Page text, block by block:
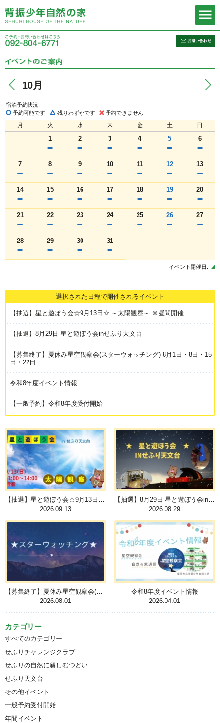
10月
宿泊予約状況:
予約可能です
残りわずかです 予約できません
月 火 水 木 金 土 日
1 2 3 4 5 6
7 8 9 10 11 12 13
14 15 16 17 18 19 20
21 22 23 24 25 26 27
28 29 30 31
イベント開催日:
選択された日程で開催されるイベント
【抽選】星と遊ぼう会☆9月13日☆ ～太陽観察～ ※昼間開催
【抽選】8月29日 星と遊ぼう会inせふり天文台
【募集終了】夏休み星空観察会(スターウォッチング) 8月1日・8日・15
日・22日
令和8年度イベント情報
【一般予約】令和8年度受付開始
2026.09.13
【抽選】8月29日 星と遊ぼう会inせふり天文台
2026.08.29
2026.08.01
令和8年度イベント情報
2026.04.01
カテゴリー
すべてのカテゴリー
せふりチャレンジクラブ
せふりの自然に親しむつどい
せふり天文台
その他イベント
一般予約受付開始
年間イベント